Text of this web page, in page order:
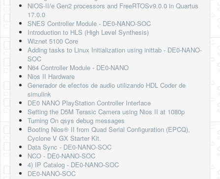
NIOS-II/e Gen2 processors and FreeRTOSv9.0.0 in Quartus
17.0.0
SNES Controller Module - DE0-NANO-SOC
Introduction to HLS (High Level Synthesis)
Wiznet 5100 Core
Adding tasks to Linux Initialization using inittab - DE0-NANO-
SOC
N64 Controller Module - DE0-NANO
Nios II Hardware
Generador de efectos de audio utilizando HDL Coder de
simulink
DE0 NANO PlayStation Controller Interface
Setting the D5M Terasic Camera using Nios II at 1080p
Turning On qsys debug messages
Booting Nios® II from Quad Serial Configuration (EPCQ),
Cyclone V GX Starter Kit.
Data Sync - DE0-NANO-SOC
NCO - DE0-NANO-SOC
4) IP Catalog - DE0-NANO-SOC
DE0-NANO-SOC